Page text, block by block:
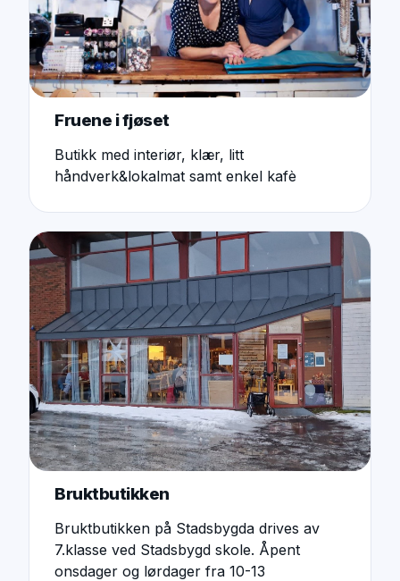
Fruene i fjøset
Butikk med interiør, klær, litt
håndverk&lokalmat samt enkel kafè
Bruktbutikken
Bruktbutikken på Stadsbygda drives av
7.klasse ved Stadsbygd skole. Åpent
onsdager og lørdager fra 10-13